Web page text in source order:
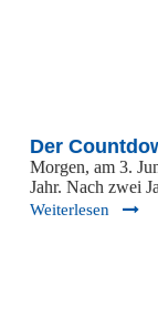
Der
Morgen, am 3.
Jahr. Nach zwei
Weiterlesen